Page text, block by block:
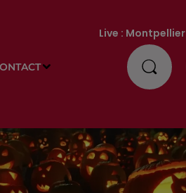
Live : Montpellier